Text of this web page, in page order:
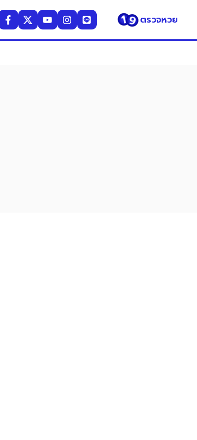
ตรวจหวย